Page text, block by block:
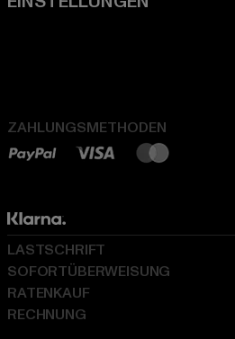
ZAHLUNGSMETHODEN
LASTSCHRIFT
SOFORTÜBERWEISUNG
RATENKAUF
RECHNUNG